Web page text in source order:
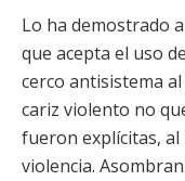
Lo ha demostrado
que acepta el uso
cerco antisistema
cariz violento no
fueron explícitas,
violencia.